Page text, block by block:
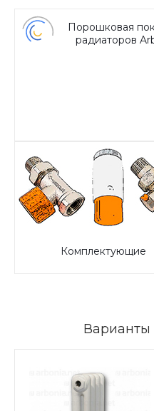
Порошковая
радиаторов
Комплектующие
Варианты